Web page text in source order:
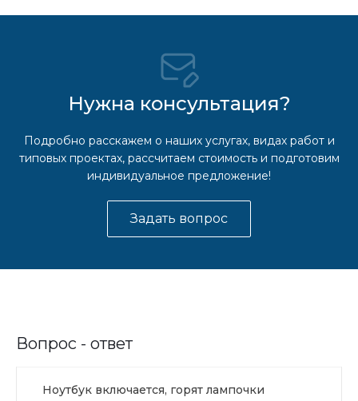
Нужна консультация?
Подробно расскажем о наших услугах, видах работ и
типовых проектах, рассчитаем стоимость и подготовим
индивидуальное предложение!
Задать вопрос
Вопрос - ответ
Ноутбук включается, горят лампочки